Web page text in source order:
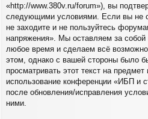
«http://www.380v.ru/forum»), вы
следующими условиями. Если вы не
не заходите и не пользуйтесь
напряжения». Мы оставляем за собой
любое время и сделаем всё
этом, однако с вашей стороны было
просматривать этот текст на предмет
использование конференции «ИБП и
после обновления/исправления
ними.